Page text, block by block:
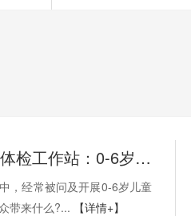
全功能儿童体检工作站：0-6岁儿童健康管理9问
，经常被问及开展0-6岁儿童
带来什么?...
【详情+】